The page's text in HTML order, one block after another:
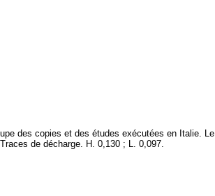
des copies et des études exécutées en Italie. Le
de décharge. H. 0,130 ; L. 0,097.